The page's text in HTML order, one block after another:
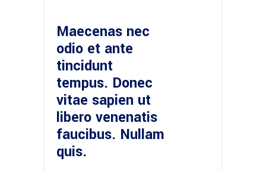
Maecenas nec
odio et ante
tincidunt
tempus. Donec
vitae sapien ut
libero venenatis
faucibus. Nullam
quis.